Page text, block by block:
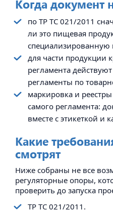
Когда документ
по ТР ТС 021/2011
ли это пищевая
специализированную
для части продукции
регламента
регламенты по
маркировка и
самого регламента:
вместе с этикеткой и
Какие
смотрят
Ниже собраны не все
регуляторные опоры,
проверить до запуска
ТР ТС 021/2011.